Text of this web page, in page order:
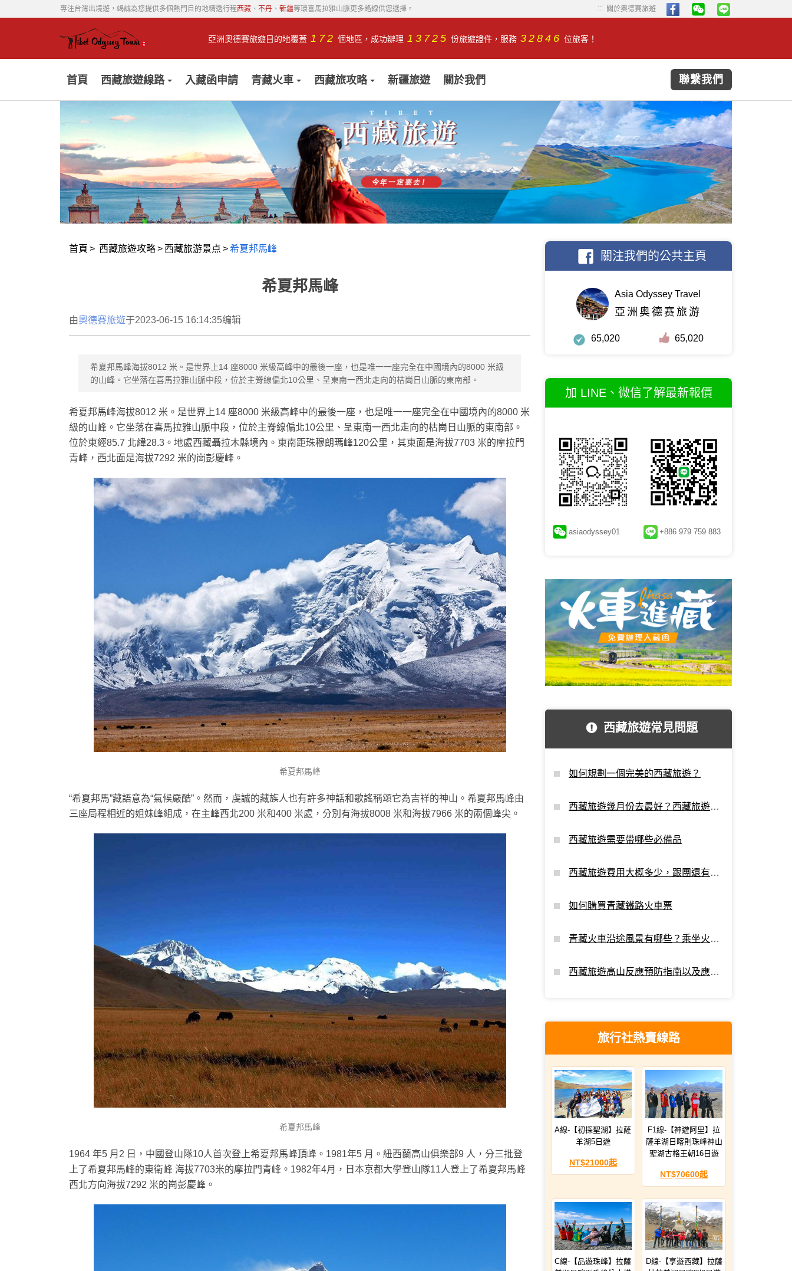
專注台灣出境遊，竭誠為您提供多個熱門目的地精選行程西藏 、 不丹 、 新疆等環喜馬拉雅山脈更多路線供您選擇。 ...
... 關於奧德賽旅遊
亞洲奧德賽旅遊目的地覆蓋 172 個地區，成功辦理 13725 份旅遊證件，服務 32846 位旅客！
首頁 西藏旅遊線路 入藏函申請 青藏火車 西藏旅攻略 新疆旅遊 關於我們 聯繫我們
首頁 > 西藏旅遊攻略> 西藏旅游景点 >希夏邦馬峰
希夏邦馬峰
由奧德賽旅遊于2023-06-15 16:14:35编辑
希夏邦馬峰海拔8012 米。是世界上14 座8000 米級高峰中的最後一座，也是唯一一座完全在中國境內的8000 米級
的山峰。它坐落在喜馬拉雅山脈中段，位於主脊線偏北10公里、呈東南一西北走向的枯崗日山脈的東南部。
希夏邦馬峰海拔8012 米。是世界上14 座8000 米級高峰中的最後一座，也是唯一一座完全在中國境內的8000 米
級的山峰。它坐落在喜馬拉雅山脈中段，位於主脊線偏北10公里、呈東南一西北走向的枯崗日山脈的東南部。
位於東經85.7 北緯28.3。地處西藏聶拉木縣境內。東南距珠穆朗瑪峰120公里，其東面是海拔7703 米的摩拉門
青峰，西北面是海拔7292 米的崗彭慶峰。
希夏邦馬峰
“希夏邦馬”藏語意為“氣候嚴酷”。然而，虔誠的藏族人也有許多神話和歌謠稱頌它為吉祥的神山。希夏邦馬峰由
三座局程相近的姐妹峰組成，在主峰西北200 米和400 米處，分別有海拔8008 米和海拔7966 米的兩個峰尖。
希夏邦馬峰
1964 年5 月2 日，中國登山隊10人首次登上希夏邦馬峰頂峰。1981年5 月。紐西蘭高山俱樂部9 人，分三批登
上了希夏邦馬峰的東衛峰 海拔7703米的摩拉門青峰。1982年4月，日本京都大學登山隊11人登上了希夏邦馬峰
西北方向海拔7292 米的崗彭慶峰。
關注我們的公共主頁
Asia Odyssey Travel
亞洲奥德赛旅游
65,020 65,020
加 LINE、微信了解最新報價
asiaodyssey01 +886 979 759 883
西藏旅遊常見問題
如何規劃一個完美的西藏旅遊？
西藏旅遊幾月份去最好？西藏旅遊最
西藏旅遊需要帶哪些必備品
西藏旅遊費用大概多少，跟團還有額
如何購買青藏鐵路火車票
青藏火車沿途風景有哪些？乘坐火車
西藏旅遊高山反應預防指南以及應對
旅行社熱賣線路
A線-【初探聖湖】拉薩
羊湖5日遊
NT$21000起
F1線-【神遊阿里】拉
薩羊湖日喀則珠峰神山
聖湖古格王朝16日遊
NT$70600起
C線-【品遊珠峰】拉薩
D線-【享遊西藏】拉薩